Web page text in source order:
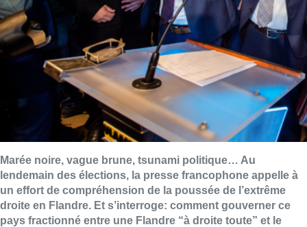
Marée noire, vague brune, tsunami politique… Au
lendemain des élections, la presse francophone appelle à
un effort de compréhension de la poussée de l’extrême
droite en Flandre. Et s’interroge: comment gouverner ce
pays fractionné entre une Flandre “à droite toute” et le